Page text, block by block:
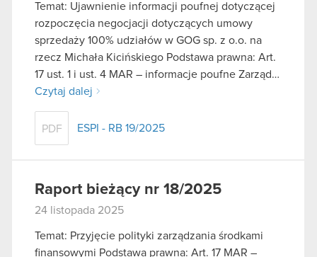
Temat: Ujawnienie informacji poufnej dotyczącej
rozpoczęcia negocjacji dotyczących umowy
sprzedaży 100% udziałów w GOG sp. z o.o. na
rzecz Michała Kicińskiego Podstawa prawna: Art.
17 ust. 1 i ust. 4 MAR – informacje poufne Zarząd…
Czytaj dalej
PDF ESPI - RB 19/2025
Raport bieżący nr 18/2025
24 listopada 2025
Temat: Przyjęcie polityki zarządzania środkami
finansowymi Podstawa prawna: Art. 17 MAR –